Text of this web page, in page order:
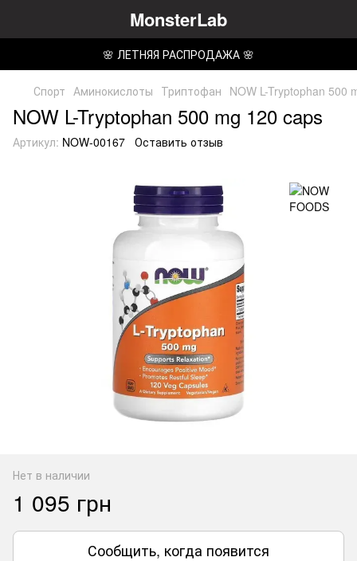
MonsterLab
🌸 ЛЕТНЯЯ РАСПРОДАЖА 🌸
Спорт Аминокислоты Триптофан NOW L-Tryptophan 500
NOW L-Tryptophan 500 mg 120 caps
Артикул: NOW-00167 Оставить отзыв
Нет в наличии
1 095 грн
Сообщить, когда появится